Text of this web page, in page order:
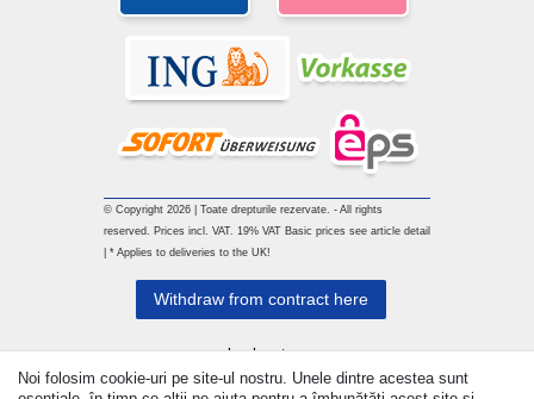
© Copyright 2026 | Toate drepturile rezervate. - All rights
reserved. Prices incl. VAT. 19% VAT Basic prices see article detail
| * Applies to deliveries to the UK!
Noi folosim cookie-uri pe site-ul nostru. Unele dintre acestea sunt
Withdraw from contract here
a lua legatura